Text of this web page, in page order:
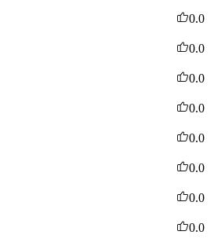
0.0
0.0
0.0
0.0
0.0
0.0
0.0
0.0